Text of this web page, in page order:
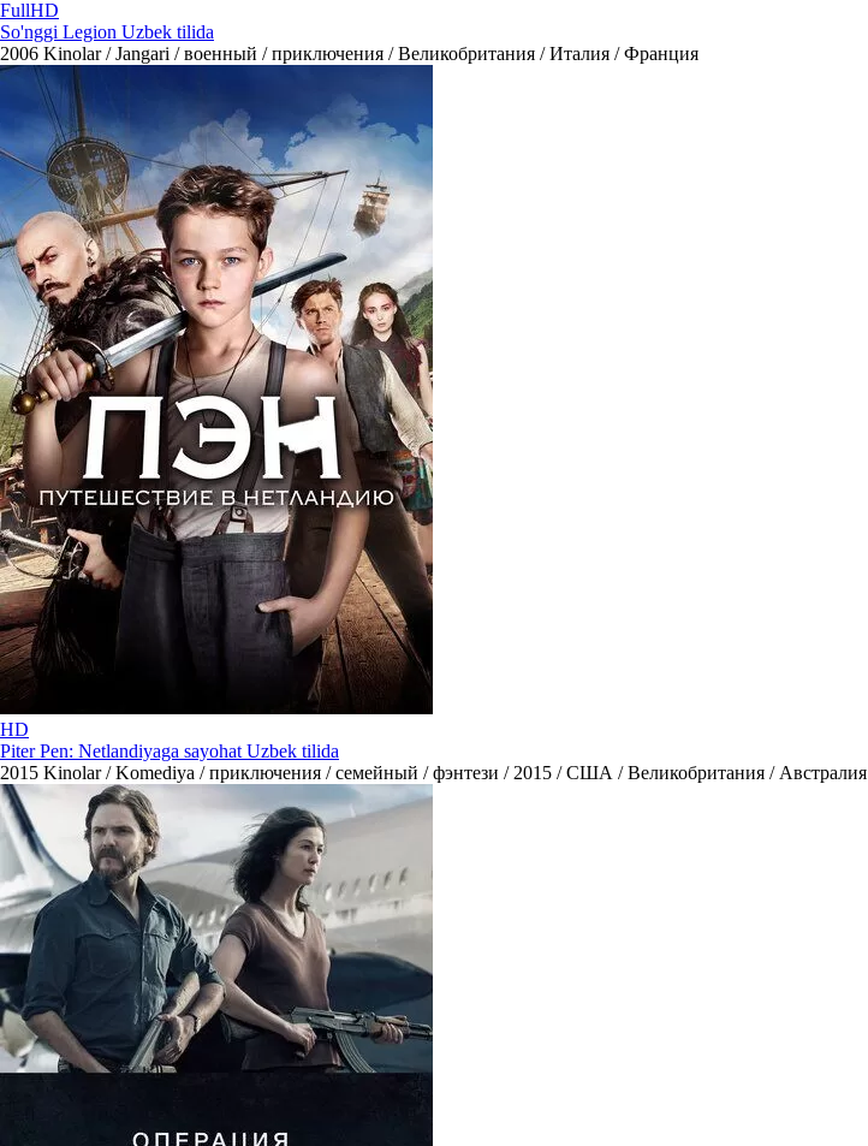
FullHD
So'nggi Legion Uzbek tilida
2006 Kinolar / Jangari / военный / приключения / Великобритания / Италия / Франция
HD
Piter Pen: Netlandiyaga sayohat Uzbek tilida
2015 Kinolar / Komediya / приключения / семейный / фэнтези / 2015 / США / Великобритания / Австралия